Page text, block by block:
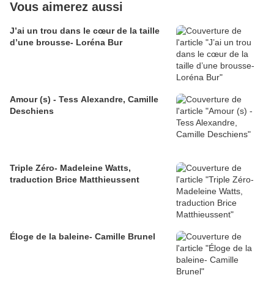
Vous aimerez aussi
J’ai un trou dans le cœur de la taille
d’une brousse- Loréna Bur
Amour (s) - Tess Alexandre, Camille
Deschiens
Triple Zéro- Madeleine Watts,
traduction Brice Matthieussent
Éloge de la baleine- Camille Brunel